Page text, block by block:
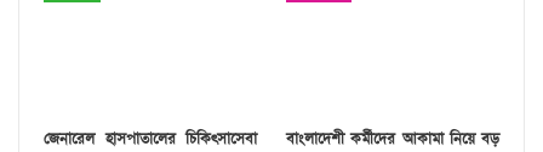
জেনারেল হাসপাতালের চিকিৎসাসেবা
বাংলাদেশী কর্মীদের আকামা নিয়ে বড়